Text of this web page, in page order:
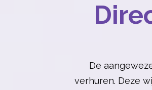
De
verhuren. Deze